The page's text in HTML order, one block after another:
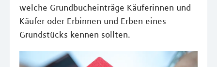
welche Grundbucheinträge Käuferinnen und
Käufer oder Erbinnen und Erben eines
Grundstücks kennen sollten.